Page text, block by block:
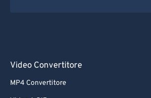
Video Convertitore
MP4 Convertitore